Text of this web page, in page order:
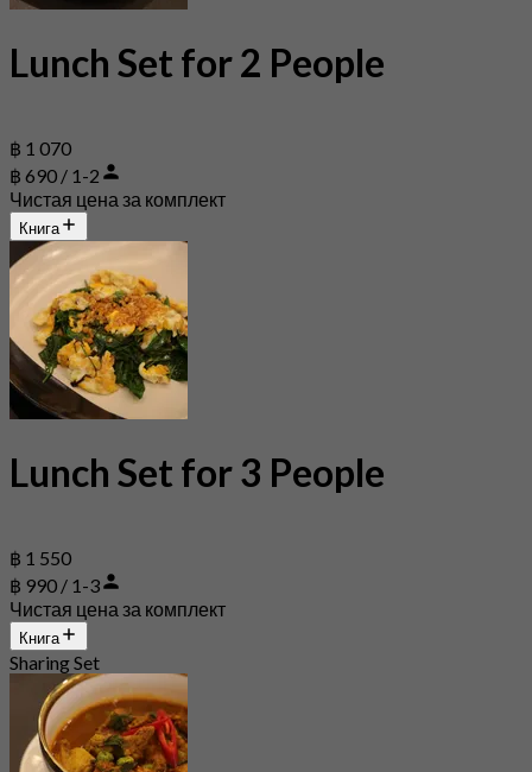
Lunch Set for 2 People
฿ 1 070
฿ 690 / 1-2
Чистая цена за комплект
Книга
Lunch Set for 3 People
฿ 1 550
฿ 990 / 1-3
Чистая цена за комплект
Книга
Sharing Set